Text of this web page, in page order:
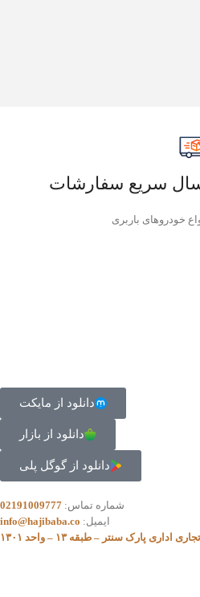
سریع سفارشات
خودروهای باربری
دانلود از مایکت
دانلود از بازار
دانلود از گوگل پلی
شماره تماس: 02191009777
ایمیل: info@hajibaba.co